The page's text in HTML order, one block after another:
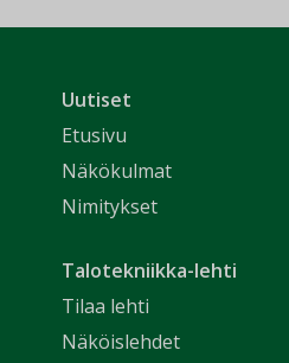
Uutiset
Etusivu
Näkökulmat
Nimitykset
Talotekniikka-lehti
Tilaa lehti
Näköislehdet